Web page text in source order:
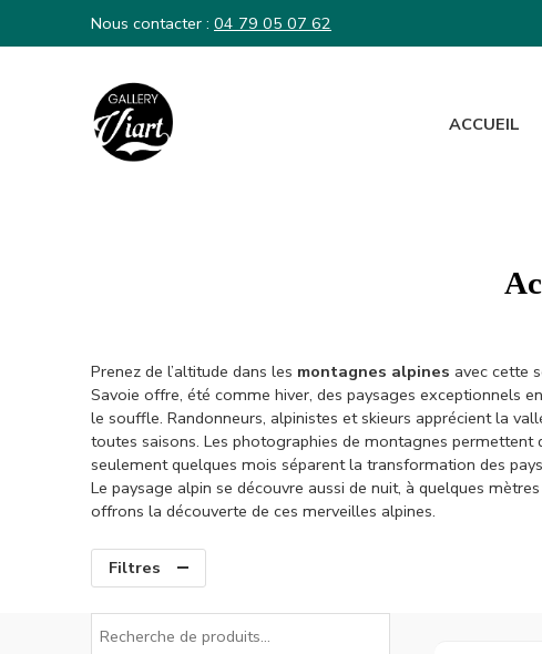
Nous contacter : 04 79 05 07 62
ACCUEIL
Prenez de l’altitude dans les montagnes alpines avec cette
Savoie offre, été comme hiver, des paysages exceptionnels
le souffle. Randonneurs, alpinistes et skieurs apprécient la
toutes saisons. Les photographies de montagnes permettent
seulement quelques mois séparent la transformation des
Le paysage alpin se découvre aussi de nuit, à quelques
offrons la découverte de ces merveilles alpines.
Filtres